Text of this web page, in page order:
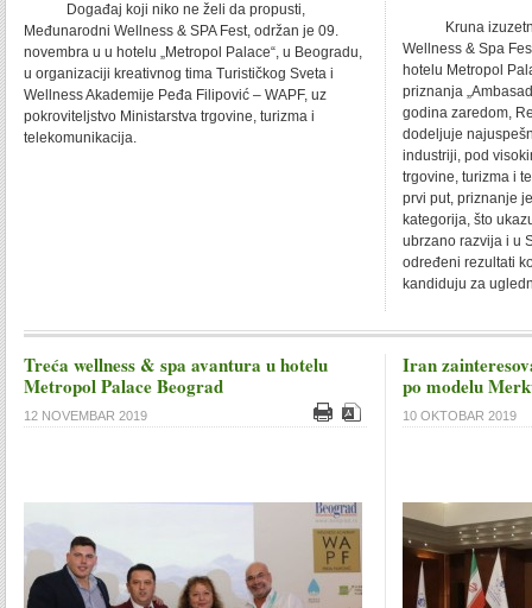
Događaj koji niko ne želi da propusti,
Međunarodni Wellness & SPA Fest, održan je 09.
novembra u u hotelu „Metropol Palace“, u Beogradu,
u organizaciji kreativnog tima Turističkog Sveta i
Wellness Akademije Peđa Filipović – WAPF, uz
pokroviteljstvo Ministarstva trgovine, turizma i
telekomunikacija.
Kruna izuzetno
Wellness & Spa
hotelu Metropol
priznanja
godina zaredom,
dodeljuje
industriji, pod
trgovine, turizma i
prvi put, priznanje
kategorija, što
ubrzano razvija i u
određeni rezultati
kandiduju za
Treća wellness & spa avantura u hotelu
Metropol Palace Beograd
12 NOVEMBAR 2019
Iran
po modelu
10 OKTOBAR 2019